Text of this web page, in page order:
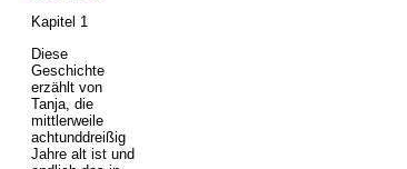
Kapitel 1
Diese
Geschichte
erzählt von
Tanja, die
mittlerweile
achtunddreißig
Jahre alt ist und